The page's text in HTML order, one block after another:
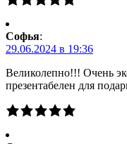
Софья:
29.06.2024 в 19:36
Великолепно!!! Очень
презентабелен для